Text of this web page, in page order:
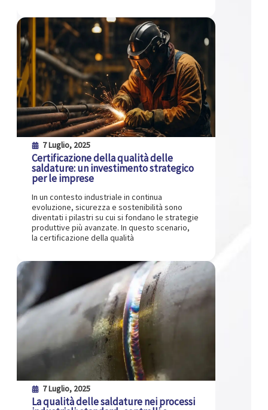
7 Luglio, 2025
Certificazione della qualità delle
saldature: un investimento strategico
per le imprese
In un contesto industriale in continua
evoluzione, sicurezza e sostenibilità sono
diventati i pilastri su cui si fondano le strategie
produttive più avanzate. In questo scenario,
la certificazione della qualità
7 Luglio, 2025
La qualità delle saldature nei processi